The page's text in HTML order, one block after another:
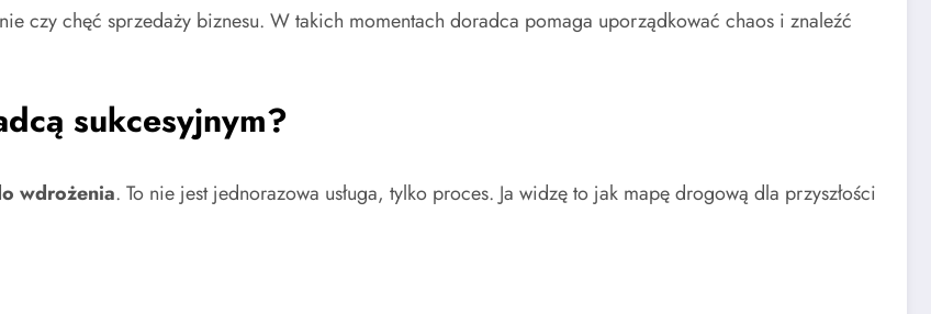
czy chęć sprzedaży biznesu. W takich momentach doradca pomaga uporządkować chaos i znaleźć
sukcesyjnym?
wdrożenia. To nie jest jednorazowa usługa, tylko proces. Ja widzę to jak mapę drogową dla przyszłości